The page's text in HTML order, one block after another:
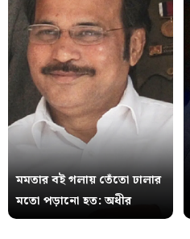
মমতার বই গলায় তেঁতো ঢালার
মতো পড়ানো হত: অধীর